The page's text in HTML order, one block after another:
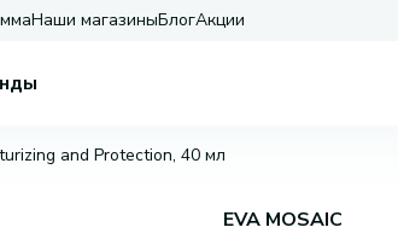
Наши магазиныБлогАкции
and Protection, 40 мл
EVA MOSAIC